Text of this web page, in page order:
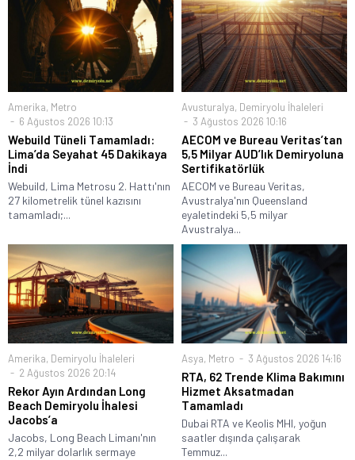
Amerika, Metro
6 Ağustos 2026 10:13
Webuild Tüneli Tamamladı:
Lima’da Seyahat 45 Dakikaya
İndi
Webuild, Lima Metrosu 2. Hattı'nın
27 kilometrelik tünel kazısını
tamamladı;...
Avusturalya, Demiryolu İhaleleri
3 Ağustos 2026 10:16
AECOM ve Bureau Veritas’tan
5,5 Milyar AUD’lık Demiryoluna
Sertifikatörlük
AECOM ve Bureau Veritas,
Avustralya'nın Queensland
eyaletindeki 5,5 milyar
Avustralya...
Amerika, Demiryolu İhaleleri
2 Ağustos 2026 20:14
Rekor Ayın Ardından Long
Beach Demiryolu İhalesi
Jacobs’a
Jacobs, Long Beach Limanı'nın
2,2 milyar dolarlık sermaye
Asya, Metro 3 Ağustos 2026 14:16
RTA, 62 Trende Klima Bakımını
Hizmet Aksatmadan
Tamamladı
Dubai RTA ve Keolis MHI, yoğun
saatler dışında çalışarak
Temmuz...